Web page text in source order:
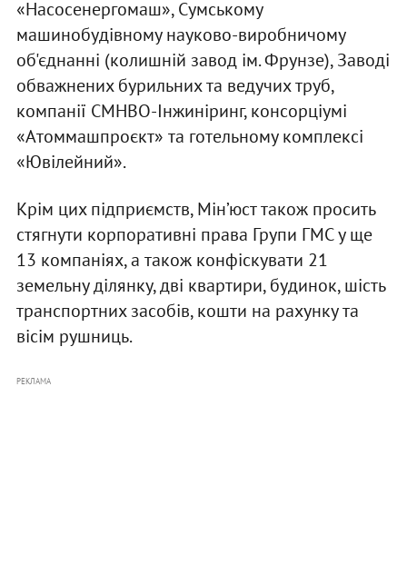
«Насосенергомаш», Сумському
машинобудівному науково-виробничому
об'єднанні (колишній завод ім. Фрунзе), Заводі
обважнених бурильних та ведучих труб,
компанії СМНВО-Інжиніринг, консорціумі
«Атоммашпроєкт» та готельному комплексі
«Ювілейний».
Крім цих підприємств, Мін’юст також просить
стягнути корпоративні права Групи ГМС у ще
13 компаніях, а також конфіскувати 21
земельну ділянку, дві квартири, будинок, шість
транспортних засобів, кошти на рахунку та
вісім рушниць.
РЕКЛАМА